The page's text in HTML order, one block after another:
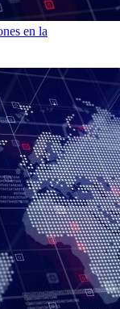
en la